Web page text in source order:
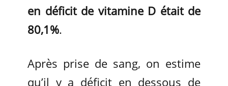
en déficit de vitamine D était de
80,1%.
Après prise de sang, on estime
qu’il y a déficit en dessous de